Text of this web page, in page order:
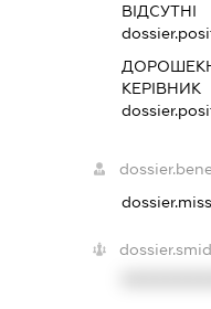
ВІДСУТНІ
КЕРІВНИК